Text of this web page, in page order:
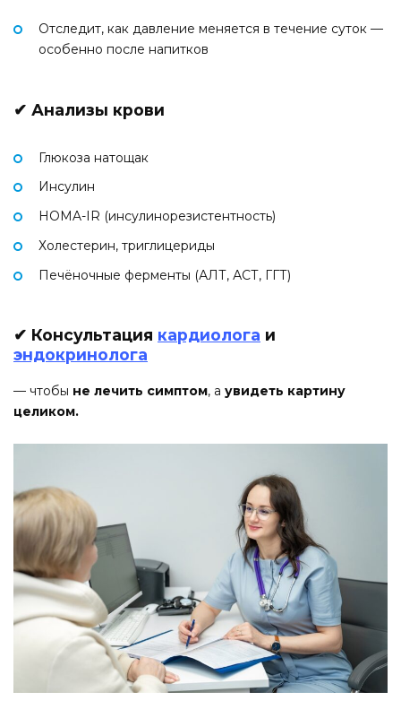
Отследит, как давление меняется в течение суток —
особенно после напитков
✔ Анализы крови
Глюкоза натощак
Инсулин
HOMA-IR (инсулинорезистентность)
Холестерин, триглицериды
Печёночные ферменты (АЛТ, АСТ, ГГТ)
✔ Консультация кардиолога и
эндокринолога
— чтобы не лечить симптом, а увидеть картину
целиком.